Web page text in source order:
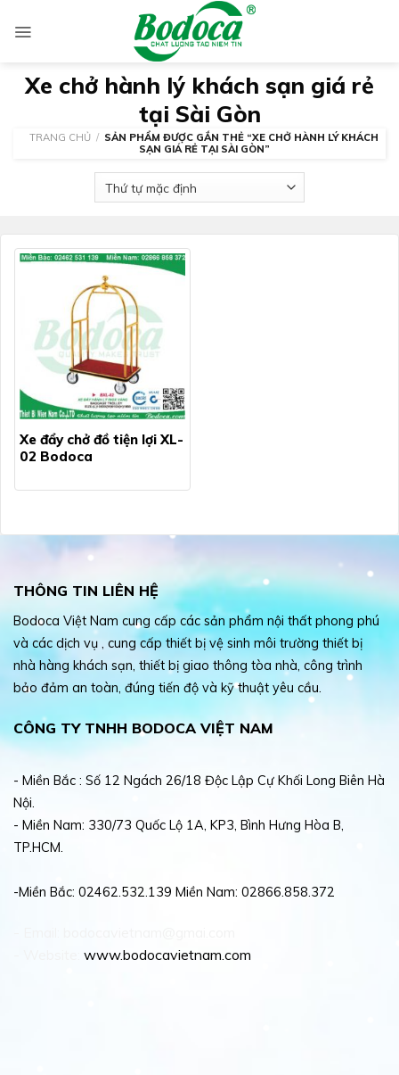
Xe chở hành lý khách sạn giá rẻ
tại Sài Gòn
TRANG CHỦ / SẢN PHẨM ĐƯỢC GẮN THẺ “XE CHỞ HÀNH LÝ KHÁCH
SẠN GIÁ RẺ TẠI SÀI GÒN”
Xe đẩy chở đồ tiện lợi XL-
02 Bodoca
THÔNG TIN LIÊN HỆ
Bodoca Việt Nam cung cấp các sản phẩm nội thất phong phú
và các dịch vụ , cung cấp thiết bị vệ sinh môi trường thiết bị
nhà hàng khách sạn, thiết bị giao thông tòa nhà, công trình
bảo đảm an toàn, đúng tiến độ và kỹ thuật yêu cầu.
CÔNG TY TNHH BODOCA VIỆT NAM
- Miền Bắc : Số 12 Ngách 26/18 Độc Lập Cự Khối Long Biên Hà
Nội.
- Miền Nam: 330/73 Quốc Lộ 1A, KP3, Bình Hưng Hòa B,
TP.HCM.
-Miền Bắc: 02462.532.139 Miền Nam: 02866.858.372
www.bodocavietnam.com